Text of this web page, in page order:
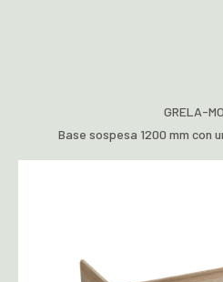
GRELA-
Base sospesa 1200 mm con